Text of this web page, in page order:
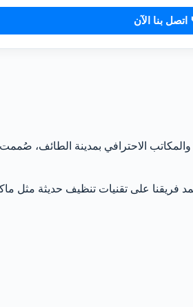
اتصل بنا الآن
الاحترافي بمدينة الطائف، صُممت
فريقنا على تقنيات تنظيف حديثة مثل